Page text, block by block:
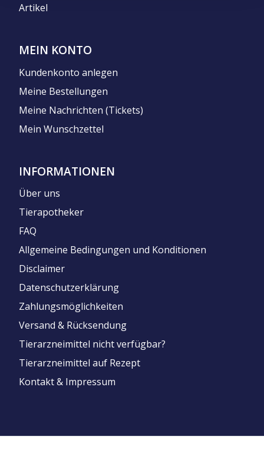
Artikel
MEIN KONTO
Kundenkonto anlegen
Meine Bestellungen
Meine Nachrichten (Tickets)
Mein Wunschzettel
INFORMATIONEN
Über uns
Tierapotheker
FAQ
Allgemeine Bedingungen und Konditionen
Disclaimer
Datenschutzerklärung
Zahlungsmöglichkeiten
Versand & Rücksendung
Tierarzneimittel nicht verfügbar?
Tierarzneimittel auf Rezept
Kontakt & Impressum